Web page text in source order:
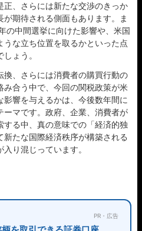
、さらには新たな交渉のきっか
期待される側面もあります。ま
の中間選挙に向けた影響や、米国
な立ち位置を取るかといった点
ょう。
、さらには消費者の購買行動の
合う中で、今回の関税政策が米
影響を与えるかは、今後数年間に
ーマです。政府、企業、消費者が
る中、真の意味での「経済的独
たな国際経済秩序が構築される
り混じっています。
PR・広告